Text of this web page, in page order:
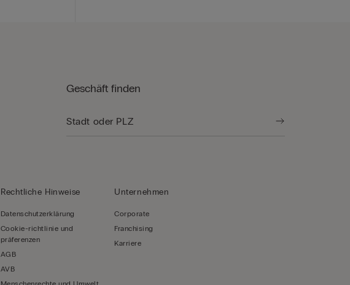
Geschäft finden
Rechtliche Hinweise
Datenschutzerklärung
Cookie-richtlinie und
präferenzen
AGB
AVB
Unternehmen
Corporate
Franchising
Karriere